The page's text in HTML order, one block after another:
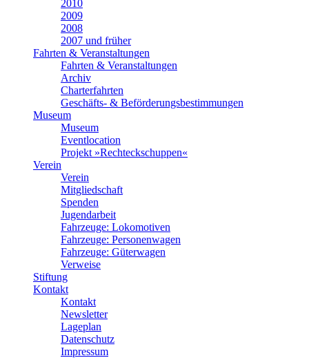
2010
2009
2008
2007 und früher
Fahrten & Veranstaltungen
Fahrten & Veranstaltungen
Archiv
Charterfahrten
Geschäfts- & Beförderungsbestimmungen
Museum
Museum
Eventlocation
Projekt »Rechteckschuppen«
Verein
Verein
Mitgliedschaft
Spenden
Jugendarbeit
Fahrzeuge: Lokomotiven
Fahrzeuge: Personenwagen
Fahrzeuge: Güterwagen
Verweise
Stiftung
Kontakt
Kontakt
Newsletter
Lageplan
Datenschutz
Impressum